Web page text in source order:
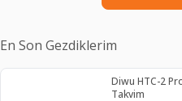
En Son Gezdiklerim
Diwu HTC-2
Takvim